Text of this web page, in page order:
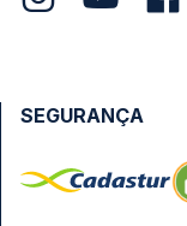
SEGURANÇA